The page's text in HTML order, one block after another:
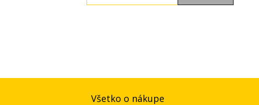
Všetko o nákupe